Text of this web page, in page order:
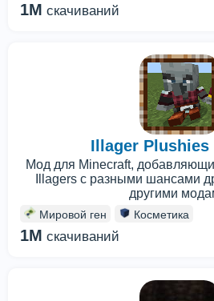
1M скачиваний
Illager Plushies
Мод для Minecraft,
Illagers с разными шансами
другими
Мировой ген Косметика
1M скачиваний